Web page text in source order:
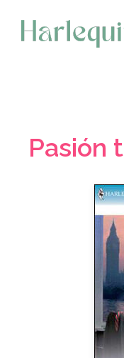
contenido
Pasión